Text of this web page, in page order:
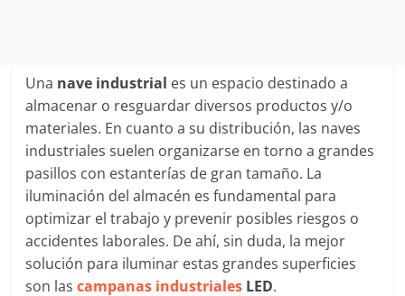
Una nave industrial es un espacio destinado a
almacenar o resguardar diversos productos y/o
materiales. En cuanto a su distribución, las naves
industriales suelen organizarse en torno a grandes
pasillos con estanterías de gran tamaño. La
iluminación del almacén es fundamental para
optimizar el trabajo y prevenir posibles riesgos o
accidentes laborales. De ahí, sin duda, la mejor
solución para iluminar estas grandes superficies
son lascampanas industriales LED.